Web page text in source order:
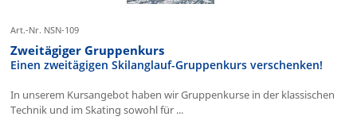
Art.-Nr. NSN-109
Zweitägiger Gruppenkurs
Einen zweitägigen Skilanglauf-Gruppenkurs verschenken!
In unserem Kursangebot haben wir Gruppenkurse in der klassischen
Technik und im Skating sowohl für ...